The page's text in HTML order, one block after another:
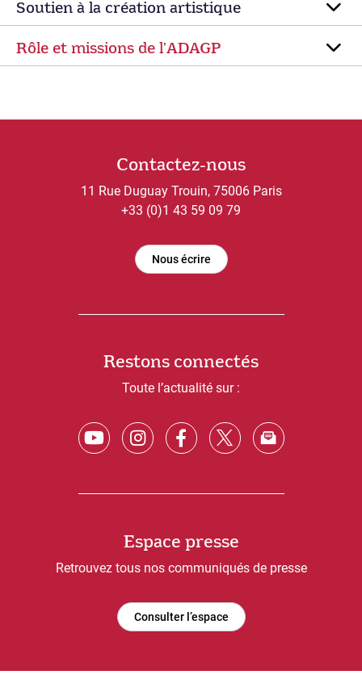
Soutien à la création artistique
Rôle et missions de lʼADAGP
Contactez-nous
11 Rue Duguay Trouin, 75006 Paris
+33 (0)1 43 59 09 79
Nous écrire
Restons connectés
Toute l’actualité sur :
Espace presse
Retrouvez tous nos communiqués de presse
Consulter l’espace